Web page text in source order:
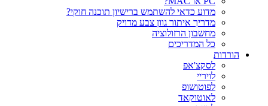
מדוע כדאי להשתמש ברישיון תוכנה חוקי?
מדריך איתור גוון צבע מדויק
מחשבון הרזולוציה
כל המדריכים
הורדות
לסקצ'אפ
לויריי
לפוטושופ
לאוטוקאד